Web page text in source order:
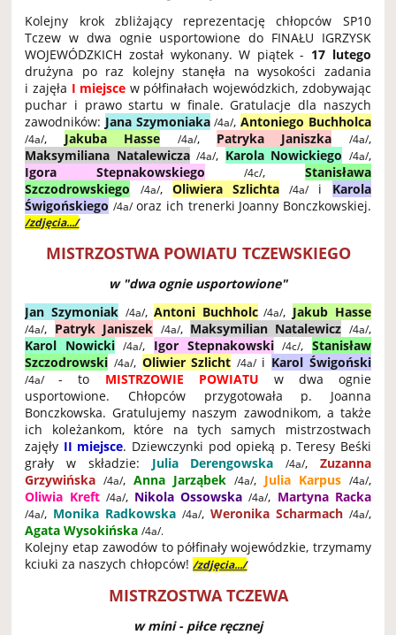
Kolejny krok zbliżający reprezentację chłopców SP10
Tczew w dwa ognie usportowione do FINAŁU IGRZYSK
WOJEWÓDZKICH został wykonany. W piątek - 17 lutego
drużyna po raz kolejny stanęła na wysokości zadania
i zajęła I miejsce w półfinałach wojewódzkich, zdobywając
puchar i prawo startu w finale. Gratulacje dla naszych
zawodników: Jana Szymoniaka /4a/,Antoniego Buchholca
/4a/, Jakuba Hasse /4a/, Patryka Janiszka /4a/,
Maksymiliana Natalewicza /4a/, Karola Nowickiego /4a/,
Igora Stepnakowskiego
/4c/, Stanisława
Szczodrowskiego
/4a/, Oliwiera Szlichta /4a/i Karola
Świgońskiego /4a/oraz ich trenerki Joanny Bonczkowskiej.
/zdjęcia.../
MISTRZOSTWA POWIATU TCZEWSKIEGO
w "dwa ognie usportowione"
Jan Szymoniak /4a/,Antoni Buchholc/4a/, Jakub Hasse
/4a/, Patryk Janiszek /4a/, Maksymilian Natalewicz /4a/,
Karol Nowicki /4a/, Igor Stepnakowski /4c/, Stanisław
Szczodrowski /4a/, Oliwier Szlicht /4a/i Karol Świgoński
/4a/- to MISTRZOWIE POWIATU w dwa ognie
usportowione. Chłopców przygotowała p. Joanna
Bonczkowska. Gratulujemy naszym zawodnikom, a także
ich koleżankom, które na tych samych mistrzostwach
zajęły II miejsce. Dziewczynki pod opieką p. Teresy Beśki
grały w składzie: Julia Derengowska /4a/, Zuzanna
Grzywińska /4a/,Anna Jarząbek /4a/, Julia Karpus /4a/,
Oliwia Kreft /4a/, Nikola Ossowska /4a/, Martyna Racka
/4a/, Monika Radkowska /4a/, Weronika Scharmach /4a/,
Agata Wysokińska /4a/.
Kolejny etap zawodów to półfinały wojewódzkie, trzymamy
kciuki za naszych chłopców!/zdjęcia.../
MISTRZOSTWA TCZEWA
w mini - piłce ręcznej